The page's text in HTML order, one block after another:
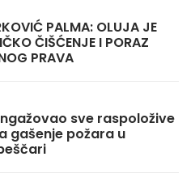
PALMA: OLUJA JE
ČIŠĆENJE I PORAZ
PRAVA
sve raspoložive
gašenje požara u